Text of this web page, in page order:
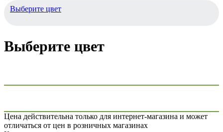
Выберите цвет
Выберите цвет
Цена действительна только для интернет-магазина и может
отличаться от цен в розничных магазинах